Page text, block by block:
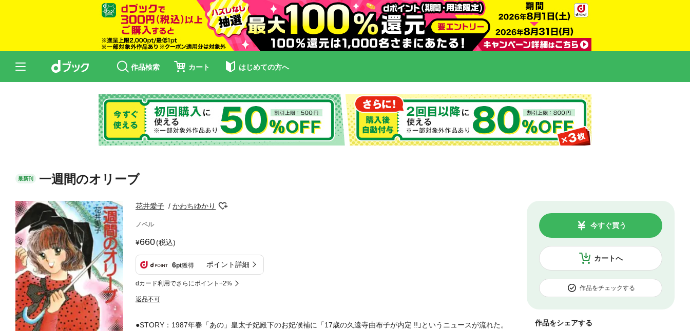
作品検索 カート はじめての方へ
最新刊 一週間のオリーブ
花井愛子 かわちゆかり
ノベル
660(税込)
6pt獲得 ポイント詳細
dカード利用でさらにポイント+2%
返品不可
カートへ
今すぐ買う
作品をチェックする
作品をシェアする
●STORY：1987年春「あの」皇太子妃殿下のお妃候補に「17歳の久遠寺由布子が内定 !!｣というニュースが流れた。